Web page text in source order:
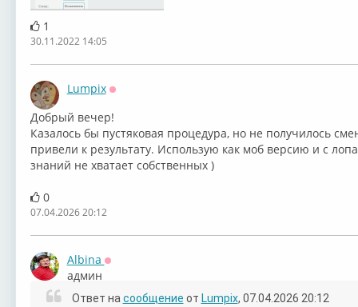
1
30.11.2022 14:05
Lumpix
Добрый вечер!
Казалось бы пустяковая процедура, но не получилось
привели к результату. Использую как моб версию и с
знаний не хватает собственных )
0
07.04.2026 20:12
Albina
админ
Ответ насообщение от Lumpix, 07.04.2026 20:12